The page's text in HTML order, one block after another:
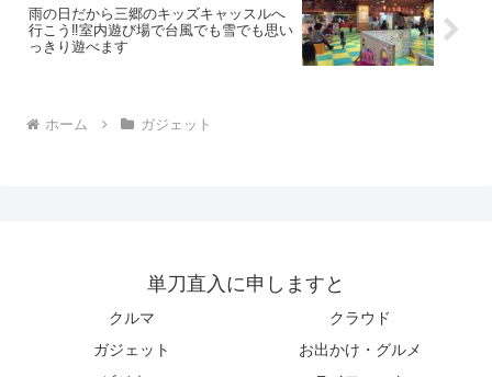
雨の日だから三郷のキッズキャッスルへ
行こう‼︎室内遊び場で台風でも雪でも思い
っきり遊べます
ホーム ガジェット
単刀直入に申しますと
クルマ
クラウド
ガジェット
お出かけ・グルメ